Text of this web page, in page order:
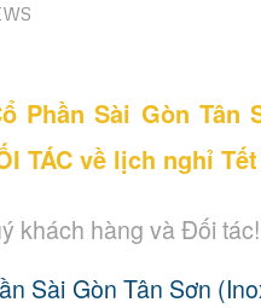
Phần Sài Gòn Tân
TÁC về lịch nghỉ
khách hàng và Đối tác!
Sài Gòn Tân Sơn